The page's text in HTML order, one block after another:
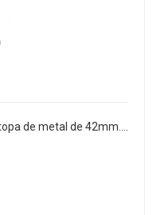
[PG-42M (PRECIO NETO)] Prensaestopa de metal de 42mm. Bolsa x 6